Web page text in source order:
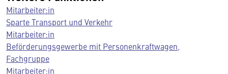
Mitarbeiter:in
Sparte Transport und Verkehr
Mitarbeiter:in
Beförderungsgewerbe mit Personenkraftwagen,
Fachgruppe
Mitarbeiter:in